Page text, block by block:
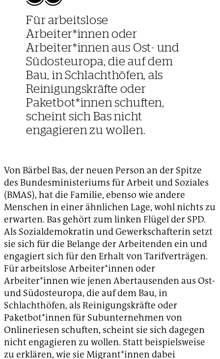
Für arbeitslose
Arbeiter*innen oder
Arbeiter*innen aus Ost- und
Südosteuropa, die auf dem
Bau, in Schlachthöfen, als
Reinigungskräfte oder
Paketbot*innen schuften,
scheint sich Bas nicht
engagieren zu wollen.
Von Bärbel Bas, der neuen Person an der Spitze
des Bundesministeriums für Arbeit und Soziales
(BMAS), hat die Familie, ebenso wie andere
Menschen in einer ähnlichen Lage, wohl nichts zu
erwarten. Bas gehört zum linken Flügel der SPD.
Als Sozialdemokratin und Gewerkschafterin setzt
sie sich für die Belange der Arbeitenden ein und
engagiert sich für den Erhalt von Tarifverträgen.
Für arbeitslose Arbeiter*innen oder
Arbeiter*innen wie jenen Abertausenden aus Ost-
und Südosteuropa, die auf dem Bau, in
Schlachthöfen, als Reinigungskräfte oder
Paketbot*innen für Subunternehmen von
Onlineriesen schuften, scheint sie sich dagegen
nicht engagieren zu wollen. Statt beispielsweise
zu erklären, wie sie Migrant*innen dabei